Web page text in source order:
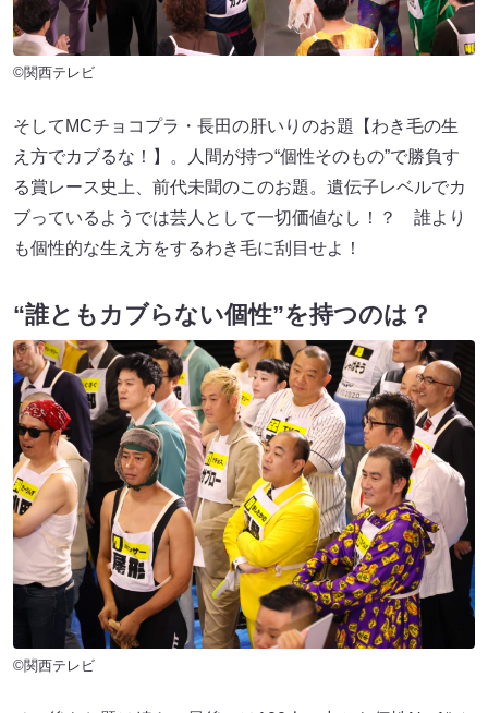
©関西テレビ
そしてMCチョコプラ・長田の肝いりのお題【わき毛の生
え方でカブるな！】。人間が持つ“個性そのもの”で勝負す
る賞レース史上、前代未聞のこのお題。遺伝子レベルでカ
ブっているようでは芸人として一切価値なし！？ 誰より
も個性的な生え方をするわき毛に刮目せよ！
“誰ともカブらない個性”を持つのは？
©関西テレビ